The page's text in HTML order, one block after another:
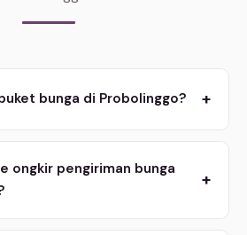
bunga di Probolinggo? +
ongkir pengiriman bunga
+